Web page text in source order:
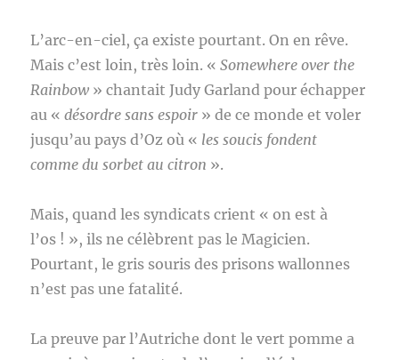
L’arc-en-ciel, ça existe pourtant. On en rêve.
Mais c’est loin, très loin. «Somewhere over the
Rainbow » chantait Judy Garland pour échapper
au «désordre sans espoir » de ce monde et voler
jusqu’au pays d’Oz où « les soucis fondent
comme du sorbet au citron ».
Mais, quand les syndicats crient « on est à
l’os ! », ils ne célèbrent pas le Magicien.
Pourtant, le gris souris des prisons wallonnes
n’est pas une fatalité.
La preuve par l’Autriche dont le vert pomme a